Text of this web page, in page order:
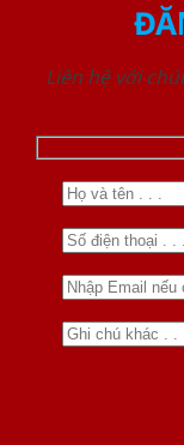
Liên hệ với